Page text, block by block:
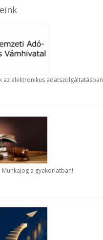
az elektronikus adatszolgáltatásban
Munkajog a gyakorlatban!